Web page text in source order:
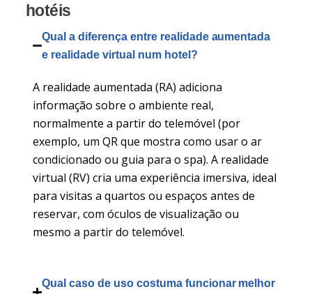
hotéis
Qual a diferença entre realidade aumentada
e realidade virtual num hotel?
A realidade aumentada (RA) adiciona
informação sobre o ambiente real,
normalmente a partir do telemóvel (por
exemplo, um QR que mostra como usar o ar
condicionado ou guia para o spa). A realidade
virtual (RV) cria uma experiência imersiva, ideal
para visitas a quartos ou espaços antes de
reservar, com óculos de visualização ou
mesmo a partir do telemóvel.
Qual caso de uso costuma funcionar melhor